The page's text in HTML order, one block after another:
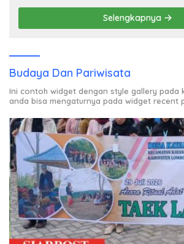
Selengkapnya
Budaya Dan Pariwisata
Ini contoh widget dengan style gallery pada
anda bisa mengaturnya pada widget recent